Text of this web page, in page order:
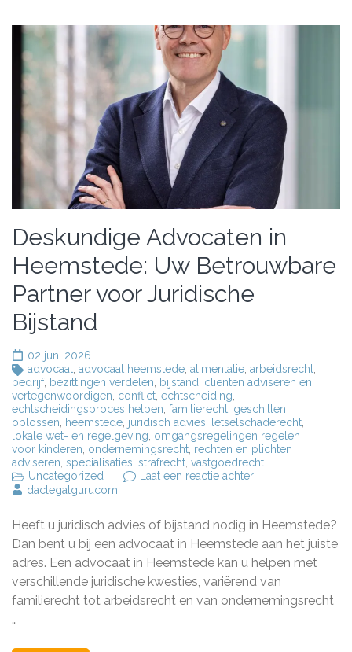
Deskundige Advocaten in
Heemstede: Uw Betrouwbare
Partner voor Juridische
Bijstand
02 juni 2026
advocaat advocaat heemstede alimentatie arbeidsrecht
bedrijf, bezittingen verdelen bijstand
cliënten adviseren en
vertegenwoordigen conflict echtscheiding
echtscheidingsproces helpen familierecht geschillen
oplossen
heemstede juridisch advies letselschaderecht
lokale wet- en regelgeving omgangsregelingen regelen
voor kinderen ondernemingsrecht rechten en plichten
adviseren specialisaties strafrecht vastgoedrecht
Uncategorized
Laat een reactie achterop
Heemstede:
Uw
Betrouwbare
Partner
voor
Juridische
Bijstand
daclegalgurucom
Heeft u juridisch advies of bijstand nodig in Heemstede?
Dan bent u bij een advocaat in Heemstede aan het juiste
adres. Een advocaat in Heemstede kan u helpen met
verschillende juridische kwesties, variërend van
familierecht tot arbeidsrecht en van ondernemingsrecht
…